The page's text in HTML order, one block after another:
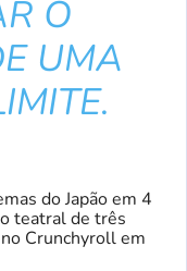
O
UMA
do Japão em 4
teatral de três
Crunchyroll em